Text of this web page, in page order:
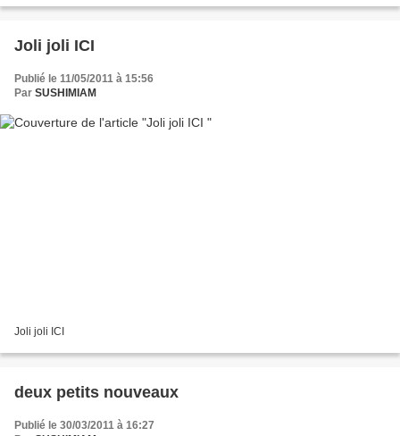
Joli joli ICI
Publié le 11/05/2011 à 15:56
Par SUSHIMIAM
Joli joli ICI
deux petits nouveaux
Publié le 30/03/2011 à 16:27